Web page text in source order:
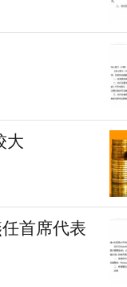
大
首席代表